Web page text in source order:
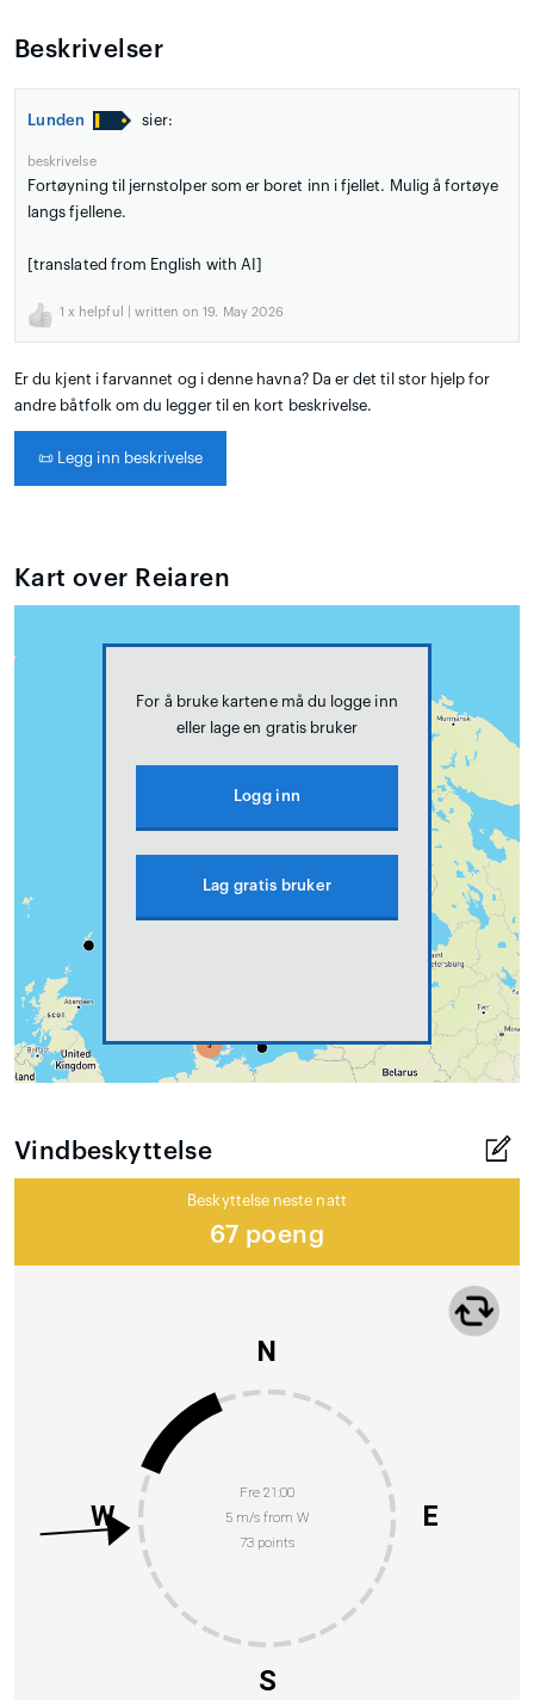
Beskrivelser
Lunden sier:
beskrivelse
Fortøyning til jernstolper som er boret inn i fjellet. Mulig å fortøye
langs fjellene.
[translated from English with AI]
1 x helpful | written on 19. May 2026
Er du kjent i farvannet og i denne havna? Da er det til stor hjelp for
andre båtfolk om du legger til en kort beskrivelse.
📜 Legg inn beskrivelse
Kart over Reiaren
For å bruke kartene må du logge inn
eller lage en gratis bruker
Logg inn
Lag gratis bruker
Vindbeskyttelse
Beskyttelse neste natt
67 poeng
Fre 21:00
5 m/s from W
73 points
N
E
S
W